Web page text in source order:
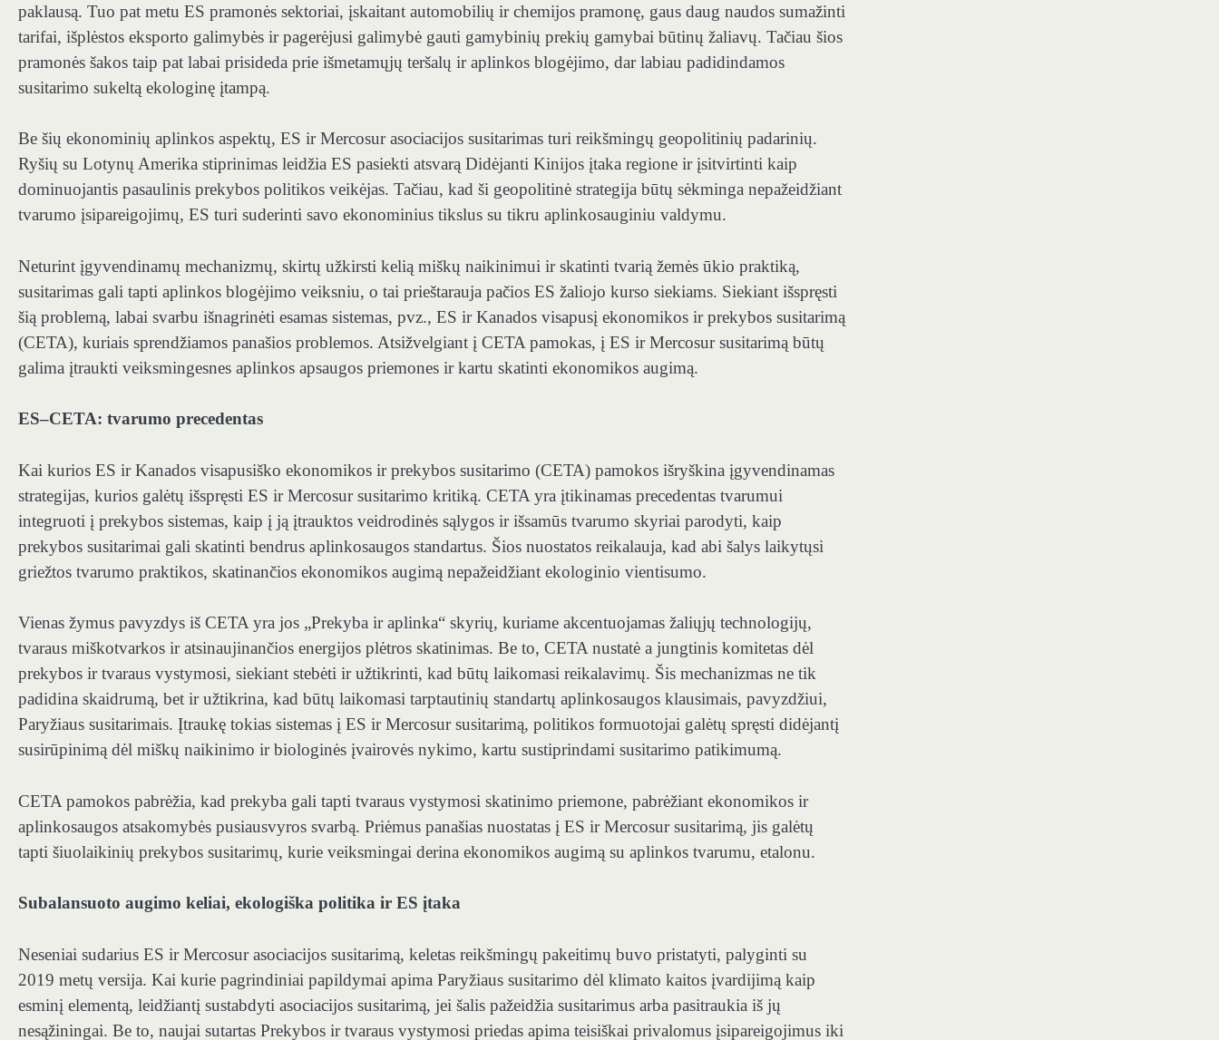
paklausą. Tuo pat metu ES pramonės sektoriai, įskaitant automobilių ir chemijos pramonę, gaus daug naudos sumažinti
tarifai, išplėstos eksporto galimybės ir pagerėjusi galimybė gauti gamybinių prekių gamybai būtinų žaliavų. Tačiau šios
pramonės šakos taip pat labai prisideda prie išmetamųjų teršalų ir aplinkos blogėjimo, dar labiau padidindamos
susitarimo sukeltą ekologinę įtampą.
Be šių ekonominių aplinkos aspektų, ES ir Mercosur asociacijos susitarimas turi reikšmingų geopolitinių padarinių.
Ryšių su Lotynų Amerika stiprinimas leidžia ES pasiekti atsvarą Didėjanti Kinijos įtaka regione ir įsitvirtinti kaip
dominuojantis pasaulinis prekybos politikos veikėjas. Tačiau, kad ši geopolitinė strategija būtų sėkminga nepažeidžiant
tvarumo įsipareigojimų, ES turi suderinti savo ekonominius tikslus su tikru aplinkosauginiu valdymu.
Neturint įgyvendinamų mechanizmų, skirtų užkirsti kelią miškų naikinimui ir skatinti tvarią žemės ūkio praktiką,
susitarimas gali tapti aplinkos blogėjimo veiksniu, o tai prieštarauja pačios ES žaliojo kurso siekiams. Siekiant išspręsti
šią problemą, labai svarbu išnagrinėti esamas sistemas, pvz., ES ir Kanados visapusį ekonomikos ir prekybos susitarimą
(CETA), kuriais sprendžiamos panašios problemos. Atsižvelgiant į CETA pamokas, į ES ir Mercosur susitarimą būtų
galima įtraukti veiksmingesnes aplinkos apsaugos priemones ir kartu skatinti ekonomikos augimą.
ES–CETA: tvarumo precedentas
Kai kurios ES ir Kanados visapusiško ekonomikos ir prekybos susitarimo (CETA) pamokos išryškina įgyvendinamas
strategijas, kurios galėtų išspręsti ES ir Mercosur susitarimo kritiką. CETA yra įtikinamas precedentas tvarumui
integruoti į prekybos sistemas, kaip į ją įtrauktos veidrodinės sąlygos ir išsamūs tvarumo skyriai parodyti, kaip
prekybos susitarimai gali skatinti bendrus aplinkosaugos standartus. Šios nuostatos reikalauja, kad abi šalys laikytųsi
griežtos tvarumo praktikos, skatinančios ekonomikos augimą nepažeidžiant ekologinio vientisumo.
Vienas žymus pavyzdys iš CETA yra jos „Prekyba ir aplinka“ skyrių, kuriame akcentuojamas žaliųjų technologijų,
tvaraus miškotvarkos ir atsinaujinančios energijos plėtros skatinimas. Be to, CETA nustatė a jungtinis komitetas dėl
prekybos ir tvaraus vystymosi, siekiant stebėti ir užtikrinti, kad būtų laikomasi reikalavimų. Šis mechanizmas ne tik
padidina skaidrumą, bet ir užtikrina, kad būtų laikomasi tarptautinių standartų aplinkosaugos klausimais, pavyzdžiui,
Paryžiaus susitarimais. Įtraukę tokias sistemas į ES ir Mercosur susitarimą, politikos formuotojai galėtų spręsti didėjantį
susirūpinimą dėl miškų naikinimo ir biologinės įvairovės nykimo, kartu sustiprindami susitarimo patikimumą.
CETA pamokos pabrėžia, kad prekyba gali tapti tvaraus vystymosi skatinimo priemone, pabrėžiant ekonomikos ir
aplinkosaugos atsakomybės pusiausvyros svarbą. Priėmus panašias nuostatas į ES ir Mercosur susitarimą, jis galėtų
tapti šiuolaikinių prekybos susitarimų, kurie veiksmingai derina ekonomikos augimą su aplinkos tvarumu, etalonu.
Subalansuoto augimo keliai, ekologiška politika ir ES įtaka
Neseniai sudarius ES ir Mercosur asociacijos susitarimą, keletas reikšmingų pakeitimų buvo pristatyti, palyginti su
2019 metų versija. Kai kurie pagrindiniai papildymai apima Paryžiaus susitarimo dėl klimato kaitos įvardijimą kaip
esminį elementą, leidžiantį sustabdyti asociacijos susitarimą, jei šalis pažeidžia susitarimus arba pasitraukia iš jų
nesąžiningai. Be to, naujai sutartas Prekybos ir tvaraus vystymosi priedas apima teisiškai privalomus įsipareigojimus iki